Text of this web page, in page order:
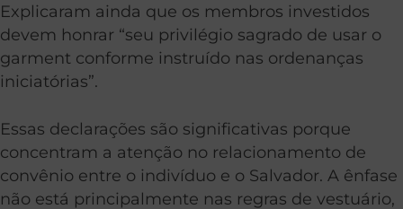
Explicaram ainda que os membros investidos
devem honrar “seu privilégio sagrado de usar o
garment conforme instruído nas ordenanças
iniciatórias”.
Essas declarações são significativas porque
concentram a atenção no relacionamento de
convênio entre o indivíduo e o Salvador. A ênfase
não está principalmente nas regras de vestuário,